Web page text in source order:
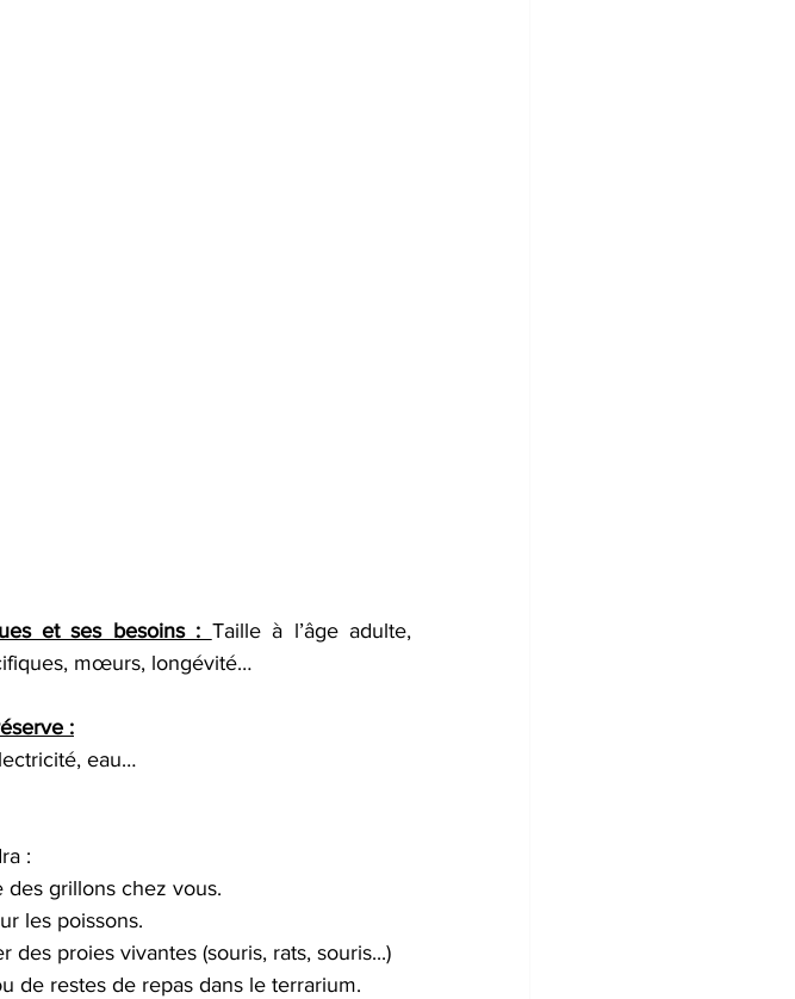
et ses besoins : Taille à l’âge adulte,
mœurs, longévité…
:
eau…
:
grillons chez vous.
les poissons.
proies vivantes (souris, rats, souris...)
de restes de repas dans le terrarium.